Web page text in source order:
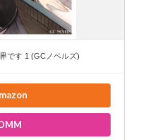
です 1 (GCノベルズ)